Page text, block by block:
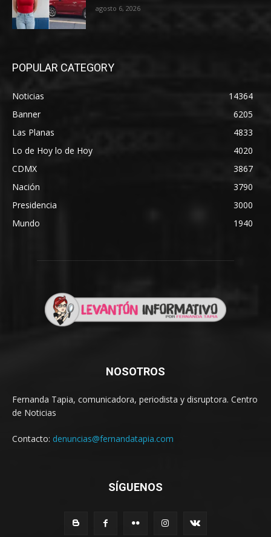
agosto 6, 2026
POPULAR CATEGORY
Noticias
14364
Banner
6205
Las Planas
4833
Lo de Hoy lo de Hoy
4020
CDMX
3867
Nación
3790
Presidencia
3000
Mundo
1940
NOSOTROS
Fernanda Tapia, comunicadora, periodista y disruptora. Centro
de Noticias
Contacto: denuncias@fernandatapia.com
SÍGUENOS